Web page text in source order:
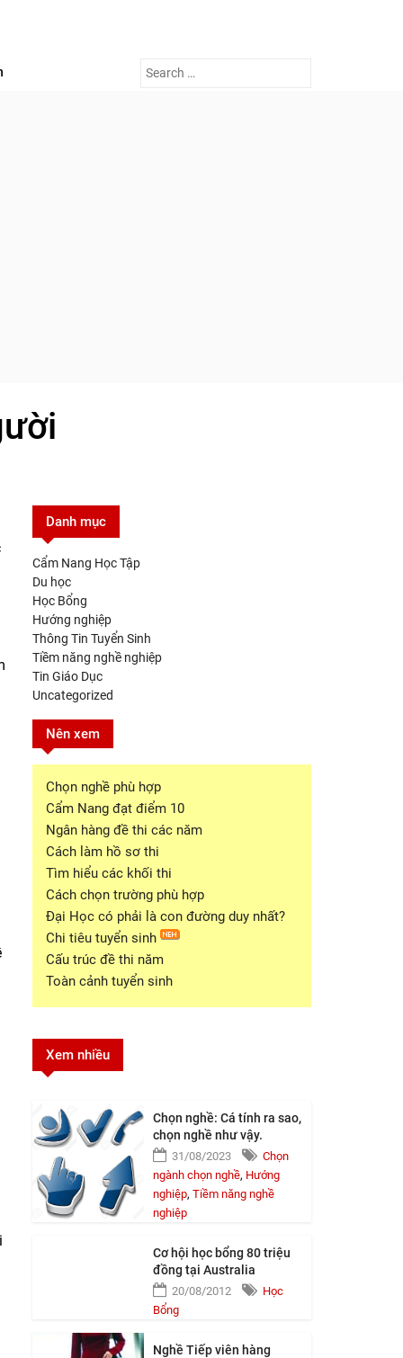
Search
Danh mục
Cẩm Nang Học Tập
Du học
Học Bổng
Hướng nghiệp
Thông Tin Tuyển Sinh
Tiềm năng nghề nghiệp
Tin Giáo Dục
Uncategorized
Nên xem
Chọn nghề phù hợp
Cẩm Nang đạt điểm 10
Ngân hàng đề thi các năm
Cách làm hồ sơ thi
Tìm hiểu các khối thi
Cách chọn trường phù hợp
Đại Học có phải là con đường duy nhất?
Chi tiêu tuyển sinh
Cấu trúc đề thi năm
Toàn cảnh tuyển sinh
Xem nhiều
Chọn nghề: Cá tính ra sao,
chọn nghề như vậy.
31/08/2023
Chọn
ngành chọn nghề, Hướng
nghiệp, Tiềm năng nghề
nghiệp
Cơ hội học bổng 80 triệu
đồng tại Australia
20/08/2012
Học
Bổng
Nghề Tiếp viên hàng